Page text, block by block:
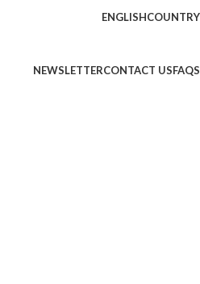
ENGLISHCOUNTRY
NEWSLETTERCONTACT USFAQS